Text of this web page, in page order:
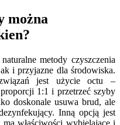
można
metody czyszczenia
i przyjazne dla środowiska.
jest użycie octu –
1:1 i przetrzeć szyby
doskonale usuwa brud, ale
Inną opcją jest